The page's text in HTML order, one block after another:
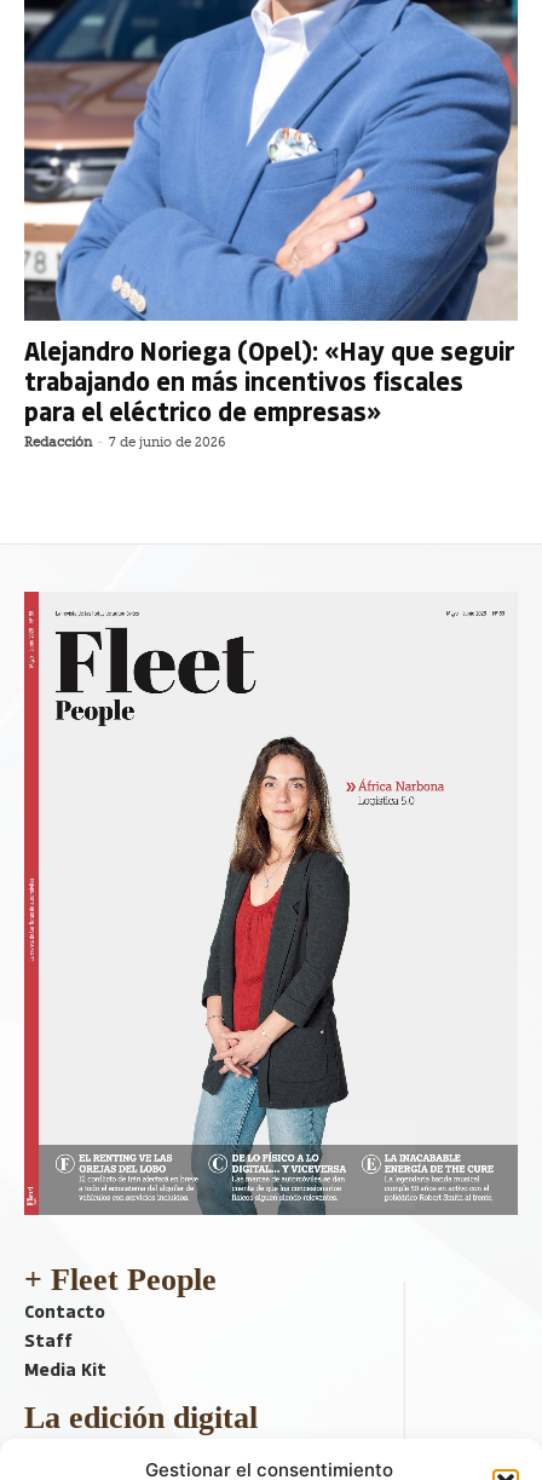
Gestionar el consentimiento
Alejandro Noriega (Opel): «Hay que seguir
trabajando en más incentivos fiscales
para el eléctrico de empresas»
Redacción - 7 de junio de 2026
+ Fleet People
Contacto
Staff
Media Kit
La edición digital
Descargar último ejemplar